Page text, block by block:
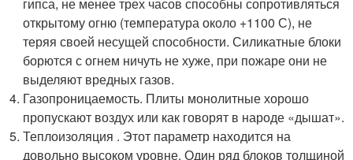
гипса, не менее трех часов способны сопротивляться
открытому огню (температура около +1100 С), не
теряя своей несущей способности. Силикатные блоки
борются с огнем ничуть не хуже, при пожаре они не
выделяют вредных газов.
Газопроницаемость. Плиты монолитные хорошо
пропускают воздух или как говорят в народе «дышат».
Теплоизоляция . Этот параметр находится на
довольно высоком уровне. Один ряд блоков толщиной